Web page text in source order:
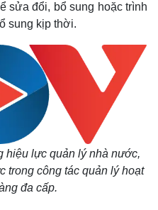
sửa đổi, bổ sung hoặc trình
sung kịp thời.
hiệu lực quản lý nhà nước,
trong công tác quản lý hoạt
đa cấp.